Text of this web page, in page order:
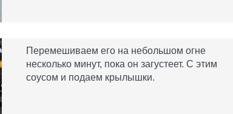
Перемешиваем его на небольшом огне
несколько минут, пока он загустеет. С этим
соусом и подаем крылышки.